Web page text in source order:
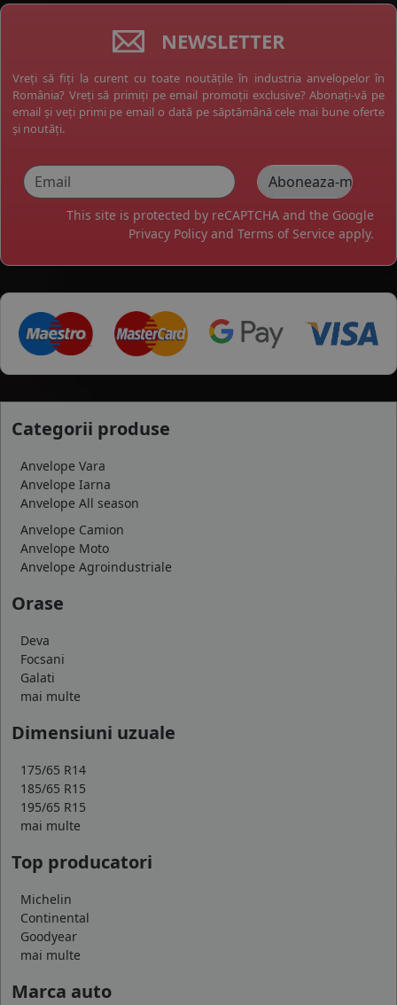
NEWSLETTER
Vreți să fiți la curent cu toate noutățile în industria anvelopelor în
România? Vreți să primiți pe email promoții exclusive? Abonați-vă pe
email și veți primi pe email o dată pe săptămână cele mai bune oferte
și noutăți.
This site is protected by reCAPTCHA and the Google
Privacy Policy and Terms of Service apply.
Categorii produse
Anvelope Vara
Anvelope Iarna
Anvelope All season
Anvelope Camion
Anvelope Moto
Anvelope Agroindustriale
Orase
Deva
Focsani
Galati
mai multe
Dimensiuni uzuale
175/65 R14
185/65 R15
195/65 R15
mai multe
Top producatori
Michelin
Continental
Goodyear
mai multe
Marca auto